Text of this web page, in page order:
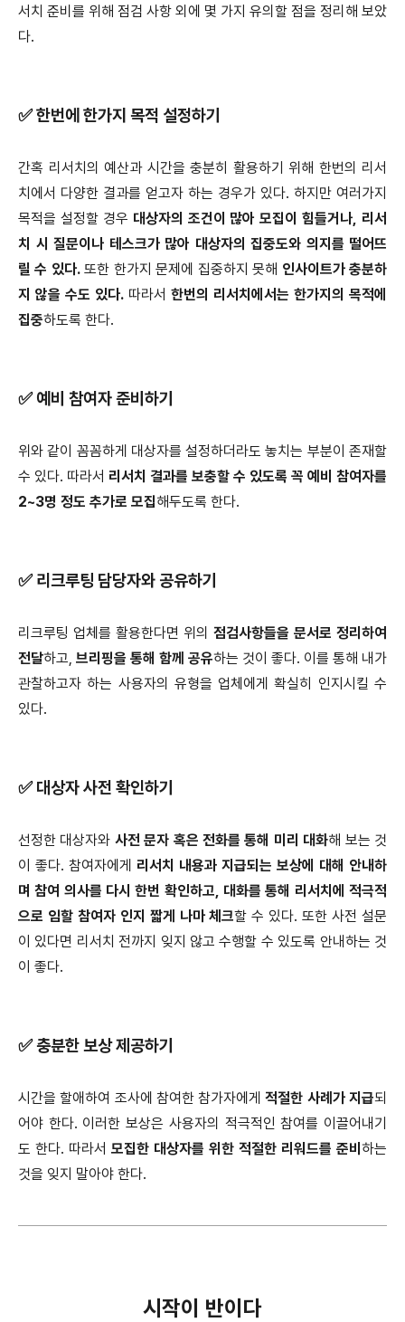
서치 준비를 위해 점검 사항 외에 몇 가지 유의할 점을 정리해 보았
다.
✅ 한번에 한가지 목적 설정하기
간혹 리서치의 예산과 시간을 충분히 활용하기 위해 한번의 리서
치에서 다양한 결과를 얻고자 하는 경우가 있다. 하지만 여러가지
목적을 설정할 경우 대상자의 조건이 많아 모집이 힘들거나, 리서
치 시 질문이나 테스크가 많아 대상자의 집중도와 의지를 떨어뜨
릴 수 있다.또한 한가지 문제에 집중하지 못해 인사이트가 충분하
지 않을 수도 있다. 따라서 한번의 리서치에서는 한가지의 목적에
집중하도록 한다.
✅ 예비 참여자 준비하기
위와 같이 꼼꼼하게 대상자를 설정하더라도 놓치는 부분이 존재할
수 있다. 따라서 리서치 결과를 보충할 수 있도록 꼭 예비 참여자를
2~3명 정도 추가로 모집해두도록 한다.
✅ 리크루팅 담당자와 공유하기
리크루팅 업체를 활용한다면 위의 점검사항들을 문서로 정리하여
전달하고, 브리핑을 통해 함께 공유하는 것이 좋다. 이를 통해 내가
관찰하고자 하는 사용자의 유형을 업체에게 확실히 인지시킬 수
있다.
✅ 대상자 사전 확인하기
선정한 대상자와 사전 문자 혹은 전화를 통해 미리 대화해 보는 것
이 좋다. 참여자에게 리서치 내용과 지급되는 보상에 대해 안내하
며 참여 의사를 다시 한번 확인하고, 대화를 통해 리서치에 적극적
으로 임할 참여자 인지 짧게 나마 체크할 수 있다. 또한 사전 설문
이 있다면 리서치 전까지 잊지 않고 수행할 수 있도록 안내하는 것
이 좋다.
✅ 충분한 보상 제공하기
시간을 할애하여 조사에 참여한 참가자에게적절한 사례가 지급되
어야 한다. 이러한 보상은 사용자의 적극적인 참여를 이끌어내기
도 한다. 따라서 모집한 대상자를 위한 적절한 리워드를 준비 하는
것을 잊지 말아야 한다.
시작이 반이다